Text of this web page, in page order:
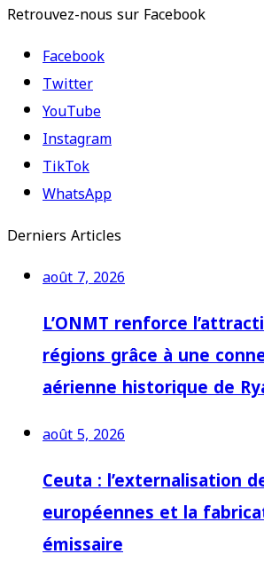
Retrouvez-nous sur Facebook
Facebook
Twitter
YouTube
Instagram
TikTok
WhatsApp
Derniers Articles
août 7, 2026
L’ONMT renforce
régions grâce à une
aérienne historique de
août 5, 2026
Ceuta : l’externalisation
européennes et la
émissaire